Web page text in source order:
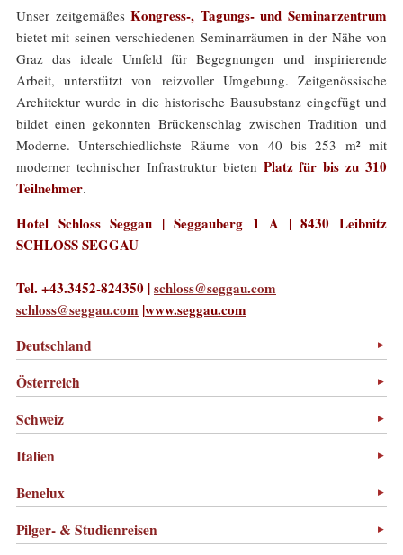
Deutschland
Österreich
Schweiz
Italien
Benelux
Pilger- & Studienreisen
Unser zeitgemäßesKongress-, Tagungs- und Seminarzentrum
bietet mit seinen verschiedenen Seminarräumen in der Nähe von
Graz das ideale Umfeld für Begegnungen und inspirierende
Arbeit, unterstützt von reizvoller Umgebung. Zeitgenössische
Architektur wurde in die historische Bausubstanz eingefügt und
bildet einen gekonnten Brückenschlag zwischen Tradition und
Moderne. Unterschiedlichste Räume von 40 bis 253 m² mit
moderner technischer Infrastruktur bieten Platz für bis zu 310
Teilnehmer.
Hotel Schloss Seggau | Seggauberg 1 A | 8430 Leibnitz
SCHLOSS SEGGAU
Tel. +43.3452-824350 |schloss@seggau.com
schloss@seggau.com |www.seggau.com